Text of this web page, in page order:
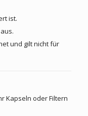
ist.
und gilt nicht für
Kapseln oder Filtern